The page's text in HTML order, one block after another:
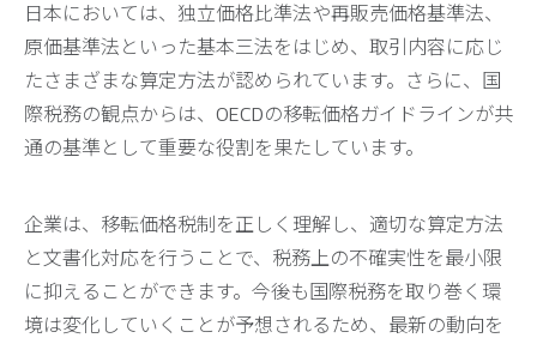
日本においては、独立価格比準法や再販売価格基準法、
原価基準法といった基本三法をはじめ、取引内容に応じ
たさまざまな算定方法が認められています。さらに、国
際税務の観点からは、OECDの移転価格ガイドラインが共
通の基準として重要な役割を果たしています。
企業は、移転価格税制を正しく理解し、適切な算定方法
と文書化対応を行うことで、税務上の不確実性を最小限
に抑えることができます。今後も国際税務を取り巻く環
境は変化していくことが予想されるため、最新の動向を